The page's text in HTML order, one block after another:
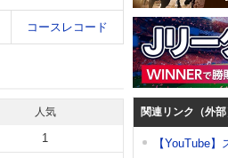
コースレコード
人気
1
関連リンク（外部
【YouTube